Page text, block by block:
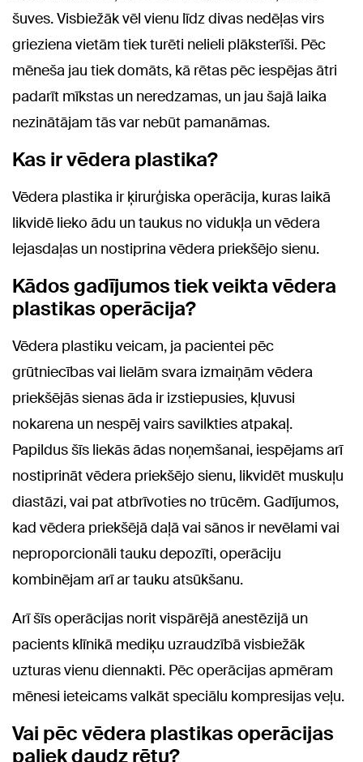
šuves. Visbiežāk vēl vienu līdz divas nedēļas virs
grieziena vietām tiek turēti nelieli plāksterīši. Pēc
mēneša jau tiek domāts, kā rētas pēc iespējas ātri
padarīt mīkstas un neredzamas, un jau šajā laika
nezinātājam tās var nebūt pamanāmas.
Kas ir vēdera plastika?
Vēdera plastika ir ķirurģiska operācija, kuras laikā
likvidē lieko ādu un taukus no vidukļa un vēdera
lejasdaļas un nostiprina vēdera priekšējo sienu.
Kādos gadījumos tiek veikta vēdera
plastikas operācija?
Vēdera plastiku veicam, ja pacientei pēc
grūtniecības vai lielām svara izmaiņām vēdera
priekšējās sienas āda ir izstiepusies, kļuvusi
nokarena un nespēj vairs savilkties atpakaļ.
Papildus šīs liekās ādas noņemšanai, iespējams arī
nostiprināt vēdera priekšējo sienu, likvidēt muskuļu
diastāzi, vai pat atbrīvoties no trūcēm. Gadījumos,
kad vēdera priekšējā daļā vai sānos ir nevēlami vai
neproporcionāli tauku depozīti, operāciju
kombinējam arī ar tauku atsūkšanu.
Arī šīs operācijas norit vispārējā anestēzijā un
pacients klīnikā mediķu uzraudzībā visbiežāk
uzturas vienu diennakti. Pēc operācijas apmēram
mēnesi ieteicams valkāt speciālu kompresijas veļu.
Vai pēc vēdera plastikas operācijas
paliek daudz rētu?